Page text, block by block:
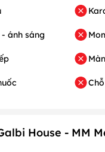
ánh sáng
House - MM